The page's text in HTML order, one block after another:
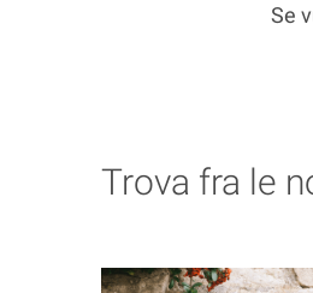
Se
Trova fra le